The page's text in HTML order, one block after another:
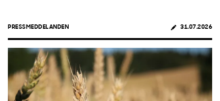
PRESSMEDDELANDEN 31.07.2026